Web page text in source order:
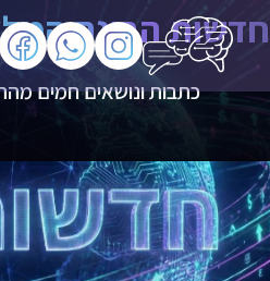
חדשות הבינה
כתבות ונושאים חמים